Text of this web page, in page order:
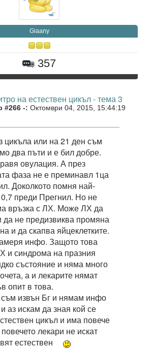
Giaany
357
на естествен цикъл - тема 3
#266 -: Октомври 04, 2015, 15:44:19
цикъла или на 21 ден съм
два пъти и е бил добре.
овулация. А през
фаза не е преминавл 1ца
Доколкото помня най-
преди Прегнил. Но не
връзка с ЛХ. Може ЛХ да
да не предизвиква промяна
и да скапва яйцеклетките.
инфо. Защото това
и синдрома на празния
състояние и няма много
а и лекарите нямат
опит в това.
съм извън Бг и нямам инфо
аз искам да зная кой се
цикъл и има повече
лекари не искат
естествен